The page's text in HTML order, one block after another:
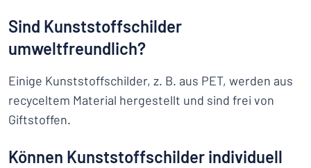
Sind Kunststoffschilder
umweltfreundlich?
Einige Kunststoffschilder, z. B. aus PET, werden aus
recyceltem Material hergestellt und sind frei von
Giftstoffen.
Können Kunststoffschilder individuell